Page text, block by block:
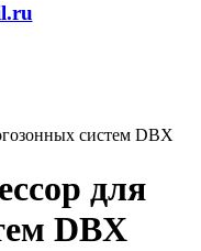
систем DBX
для
DBX